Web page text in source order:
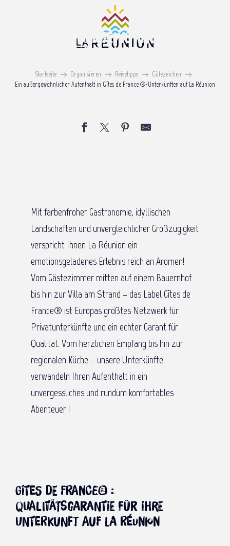
Ein außergewöhnlicher
Aufenthalt in Gîtes de France
®-Unterkünften auf La
Réunion
Startseite Organisieren Reisetipps
Gütezeichen
Ein außergewöhnlicher Aufenthalt in Gîtes de France ®-Unterkünften auf La Réunion
Mit farbenfroher Gastronomie, idyllischen
Landschaften und unvergleichlicher Großzügigkeit
verspricht Ihnen La Réunion ein
emotionsgeladenes Erlebnis reich an Aromen!
Vom Gästezimmer mitten auf einem Bauernhof
bis hin zur Villa am Strand – das Label Gîtes de
France® ist Europas größtes Netzwerk für
Privatunterkünfte und ein echter Garant für
Qualität. Vom herzlichen Empfang bis hin zur
regionalen Küche – unsere Unterkünfte
verwandeln Ihren Aufenthalt in ein
unvergessliches und rundum komfortables
Abenteuer !
Gîtes de France® :
Qualitätsgarantie für Ihre
Unterkunft auf La Réunion